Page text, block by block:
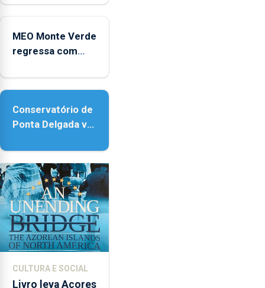
no Coliseu
MEO Monte Verde
regressa com
acessibilidade
Conservatório de
Ponta Delgada vai
instrumentos
CULTURA E SOCIAL
Livro leva Açores